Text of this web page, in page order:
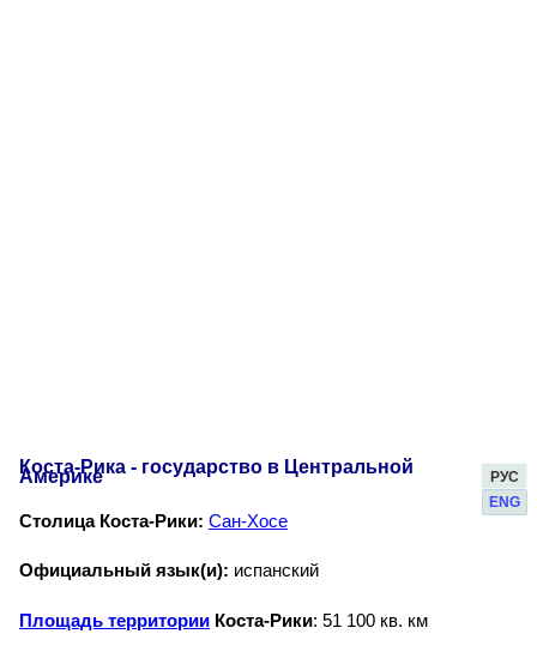
РУС
ENG
Коста-Рика - государство в Центральной
Америке
Столица Коста-Рики: Сан-Хосе
Официальный язык(и): испанский
Площадь территории Коста-Рики: 51 100 кв. км